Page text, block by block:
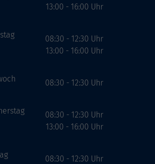
13:00 - 16:00 Uhr
08:30 - 12:30 Uhr
13:00 - 16:00 Uhr
08:30 - 12:30 Uhr
08:30 - 12:30 Uhr
13:00 - 16:00 Uhr
08:30 - 12:30 Uhr